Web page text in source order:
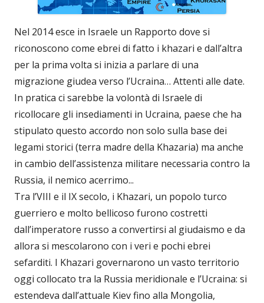
Nel 2014 esce in Israele un Rapporto dove si
riconoscono come ebrei di fatto i khazari e dall’altra
per la prima volta si inizia a parlare di una
migrazione giudea verso l’Ucraina… Attenti alle date.
In pratica ci sarebbe la volontà di Israele di
ricollocare gli insediamenti in Ucraina, paese che ha
stipulato questo accordo non solo sulla base dei
legami storici (terra madre della Khazaria) ma anche
in cambio dell’assistenza militare necessaria contro la
Russia, il nemico acerrimo...
Tra l’VIII e il IX secolo, i Khazari, un popolo turco
guerriero e molto bellicoso furono costretti
dall’imperatore russo a convertirsi al giudaismo e da
allora si mescolarono con i veri e pochi ebrei
sefarditi. I Khazari governarono un vasto territorio
oggi collocato tra la Russia meridionale e l’Ucraina: si
estendeva dall’attuale Kiev fino alla Mongolia,